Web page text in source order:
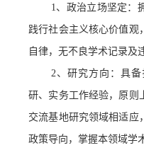
1、 政治立场坚定 ：
践行社会主义核心价值观
自律，无不良学术记录及
2、研究方向 ： 具备
研、实务工作经验，原则
交流基地研究领域相适应
政策导向，掌握本领域学